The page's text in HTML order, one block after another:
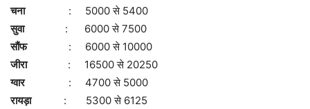
चना : 5000 से 5400
सुवा : 6000 से 7500
सौंफ: 6000 से 10000
जीरा : 16500 से 20250
ग्वार
: 4700 से 5000
रायड़ा : 5300 से 6125